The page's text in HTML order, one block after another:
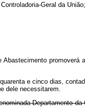
Geral da União;
e cinco dias,
dele necessitarem.
Departamento